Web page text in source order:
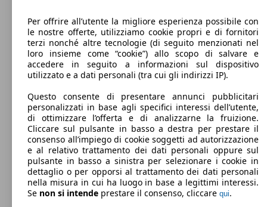
Per offrire all’utente la migliore esperienza possibile con
le nostre offerte, utilizziamo cookie propri e di fornitori
terzi nonché altre tecnologie (di seguito menzionati nel
loro insieme come “cookie”) allo scopo di salvare e
accedere in seguito a informazioni sul dispositivo
utilizzato e a dati personali (tra cui gli indirizzi IP).
Questo consente di presentare annunci pubblicitari
personalizzati in base agli specifici interessi dell’utente,
di ottimizzare l’offerta e di analizzarne la fruizione.
Cliccare sul pulsante in basso a destra per prestare il
consenso all’impiego di cookie soggetti ad autorizzazione
e al relativo trattamento dei dati personali oppure sul
pulsante in basso a sinistra per selezionare i cookie in
dettaglio o per opporsi al trattamento dei dati personali
nella misura in cui ha luogo in base a legittimi interessi.
Se non si intende prestare il consenso, cliccare qui.